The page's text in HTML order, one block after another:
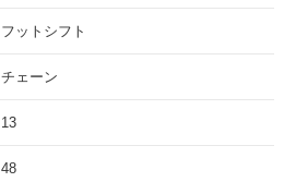
フットシフト
チェーン
13
48